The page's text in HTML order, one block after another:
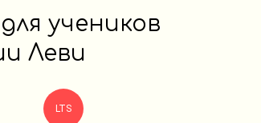
учеников
Леви
LTS